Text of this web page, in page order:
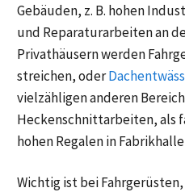
Gebäuden, z. B. hohen
und Reparaturarbeiten an
Privathäusern werden
streichen, oder
vielzähligen anderen
Heckenschnittarbeiten, als
hohen Regalen in
Wichtig ist bei